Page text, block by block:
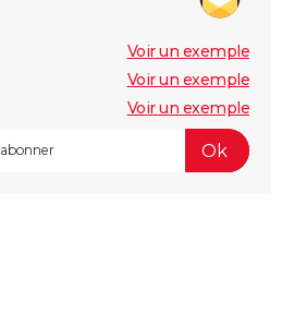
Voir un exemple
Voir un exemple
Voir un exemple